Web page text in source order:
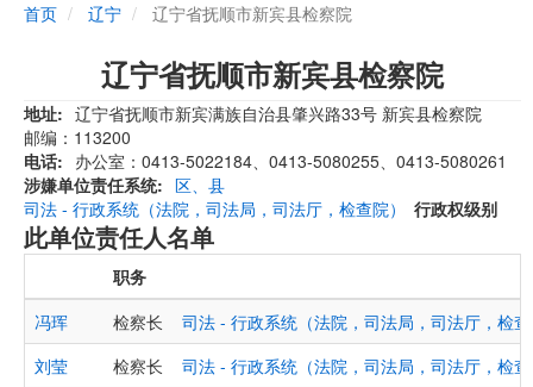
首页 辽宁 辽宁省抚顺市新宾县检察院
辽宁省抚顺市新宾县检察院
地址
​​辽宁省抚顺市新宾满族自治县肇兴路33号 新宾县检察院
邮编：113200
电话
办公室：0413-5022184、0413-5080255、0413-5080261
涉嫌单位责任系统
司法 - 行政系统（法院，司法局，司法厅，检查院）
行政权级别
区、县
此单位责任人名单
职务
冯珲
检察长
司法 - 行政系统（法院，司法局，司法厅，检
刘莹
检察长
司法 - 行政系统（法院，司法局，司法厅，检